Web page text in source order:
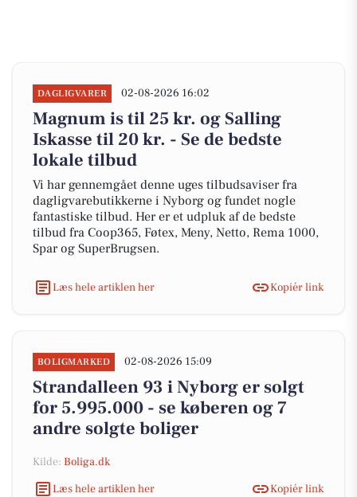
DAGLIGVARER 02-08-2026 16:02
Magnum is til 25 kr. og Salling
Iskasse til 20 kr. - Se de bedste
lokale tilbud
Vi har gennemgået denne uges tilbudsaviser fra
dagligvarebutikkerne i Nyborg og fundet nogle
fantastiske tilbud. Her er et udpluk af de bedste
tilbud fra Coop365, Føtex, Meny, Netto, Rema 1000,
Spar og SuperBrugsen.
Læs hele artiklen her Kopiér link
BOLIGMARKED 02-08-2026 15:09
Strandalleen 93 i Nyborg er solgt
for 5.995.000 - se køberen og 7
andre solgte boliger
Kilde: Boliga.dk
Læs hele artiklen her
Kopiér link